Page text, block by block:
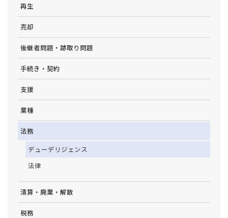
再生
売却
後継者問題・跡取り問題
手続き・契約
支援
業種
法務
デューデリジェンス
法律
清算・廃業・解散
税務